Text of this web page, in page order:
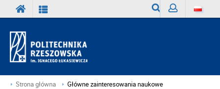
Strona główna Główne zainteresowania naukowe